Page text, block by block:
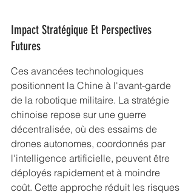
Impact Stratégique Et Perspectives
Futures
Ces avancées technologiques
positionnent la Chine à l'avant-garde
de la robotique militaire. La stratégie
chinoise repose sur une guerre
décentralisée, où des essaims de
drones autonomes, coordonnés par
l'intelligence artificielle, peuvent être
déployés rapidement et à moindre
coût. Cette approche réduit les risques